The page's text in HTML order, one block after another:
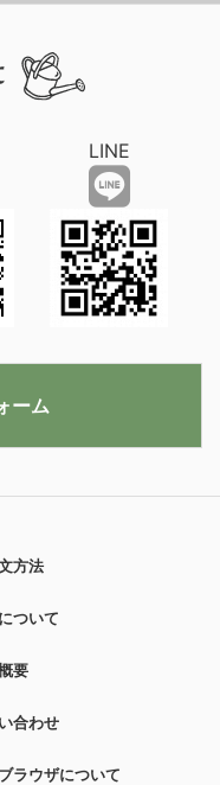
方法
ついて
要
合わせ
ラウザについて
LINE
ーム